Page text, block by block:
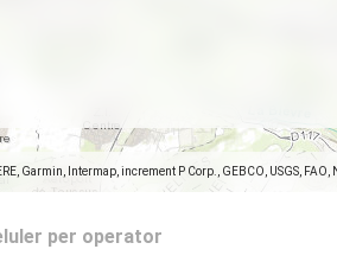
Garmin, Intermap, increment P Corp., GEBCO, USGS,
per operator